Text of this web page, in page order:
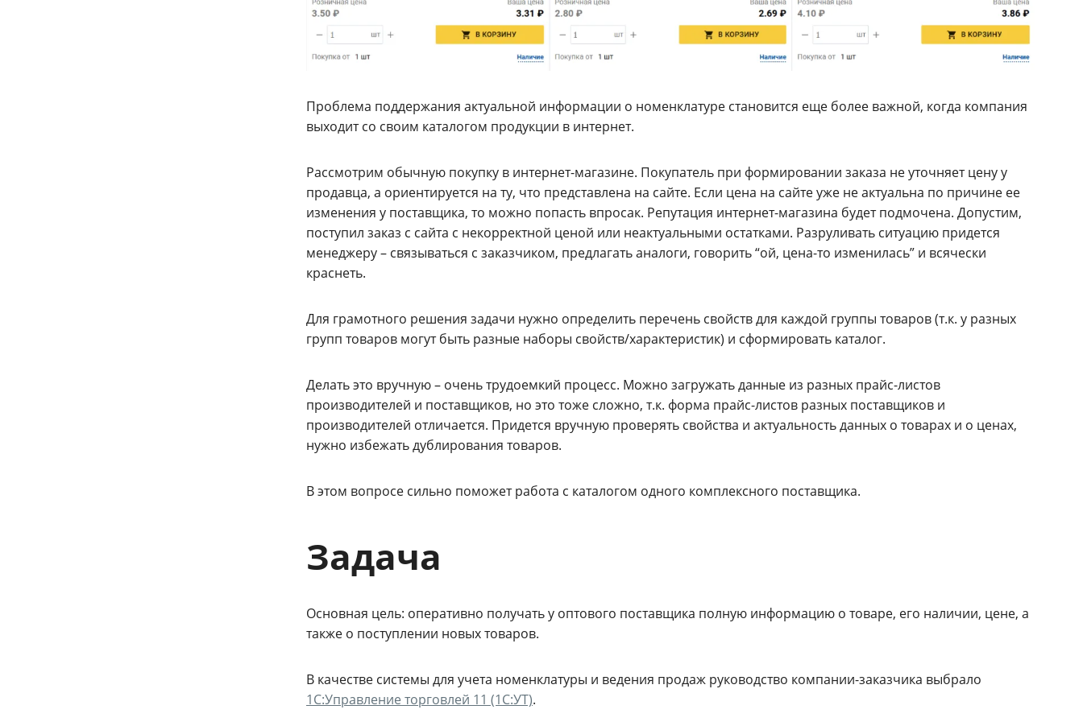
Проблема поддержания актуальной информации о номенклатуре становится еще более важной, когда компания
выходит со своим каталогом продукции в интернет.
Рассмотрим обычную покупку в интернет-магазине. Покупатель при формировании заказа не уточняет цену у
продавца, а ориентируется на ту, что представлена на сайте. Если цена на сайте уже не актуальна по причине ее
изменения у поставщика, то можно попасть впросак. Репутация интернет-магазина будет подмочена. Допустим,
поступил заказ с сайта с некорректной ценой или неактуальными остатками. Разруливать ситуацию придется
менеджеру – связываться с заказчиком, предлагать аналоги, говорить “ой, цена-то изменилась” и всячески
краснеть.
Для грамотного решения задачи нужно определить перечень свойств для каждой группы товаров (т.к. у разных
групп товаров могут быть разные наборы свойств/характеристик) и сформировать каталог.
Делать это вручную – очень трудоемкий процесс. Можно загружать данные из разных прайс-листов
производителей и поставщиков, но это тоже сложно, т.к. форма прайс-листов разных поставщиков и
производителей отличается. Придется вручную проверять свойства и актуальность данных о товарах и о ценах,
нужно избежать дублирования товаров.
В этом вопросе сильно поможет работа с каталогом одного комплексного поставщика.
Задача
Основная цель: оперативно получать у оптового поставщика полную информацию о товаре, его наличии, цене, а
также о поступлении новых товаров.
В качестве системы для учета номенклатуры и ведения продаж руководство компании-заказчика выбрало
1С:Управление торговлей 11 (1С:УТ).